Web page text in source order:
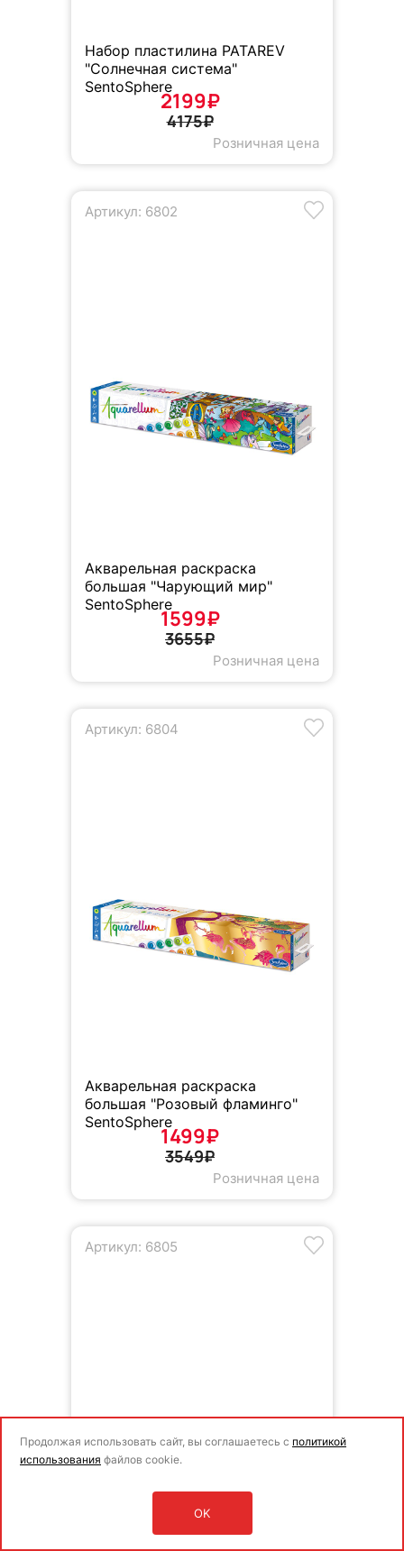
Набор пластилина PATAREV
"Солнечная система"
SentoSphere
2199₽
4175₽
Розничная цена
Артикул: 6802
Акварельная раскраска
большая "Чарующий мир"
SentoSphere
1599₽
3655₽
Розничная цена
Артикул: 6804
Акварельная раскраска
большая "Розовый фламинго"
SentoSphere
1499₽
3549₽
Розничная цена
Артикул: 6805
Оставить заявку
Продолжая использовать сайт, вы соглашаетесь с политикой
использования файлов cookie.
OK